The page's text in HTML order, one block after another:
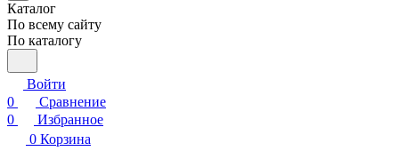
Каталог
По всему сайту
По каталогу
Войти
0
Сравнение
0
Избранное
0 Корзина